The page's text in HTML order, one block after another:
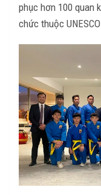
phục hơn 100 quan
chức thuộc